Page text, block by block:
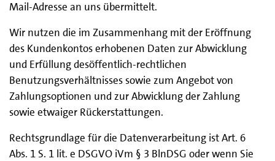
Mail-Adresse an uns übermittelt.
Wir nutzen die im Zusammenhang mit der Eröffnung
des Kundenkontos erhobenen Daten zur Abwicklung
und Erfüllung desöffentlich-rechtlichen
Benutzungsverhältnisses sowie zum Angebot von
Zahlungsoptionen und zur Abwicklung der Zahlung
sowie etwaiger Rückerstattungen.
Rechtsgrundlage für die Datenverarbeitung ist Art. 6
Abs. 1 S. 1 lit. e DSGVO iVm § 3 BlnDSG oder wenn Sie